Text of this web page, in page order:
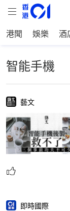
港聞 娛樂 酒
智能手機
藝文
即時國際